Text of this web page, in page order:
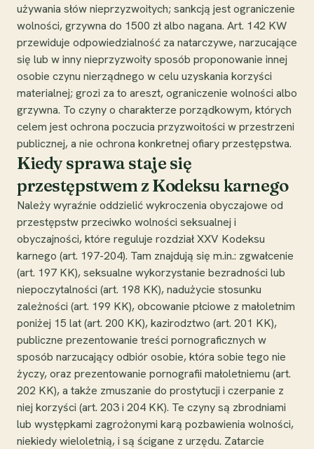
używania słów nieprzyzwoitych; sankcją jest ograniczenie
wolności, grzywna do 1500 zł albo nagana. Art. 142 KW
przewiduje odpowiedzialność za natarczywe, narzucające
się lub w inny nieprzyzwoity sposób proponowanie innej
osobie czynu nierządnego w celu uzyskania korzyści
materialnej; grozi za to areszt, ograniczenie wolności albo
grzywna. To czyny o charakterze porządkowym, których
celem jest ochrona poczucia przyzwoitości w przestrzeni
publicznej, a nie ochrona konkretnej ofiary przestępstwa.
Kiedy sprawa staje się
przestępstwem z Kodeksu karnego
Należy wyraźnie oddzielić wykroczenia obyczajowe od
przestępstw przeciwko wolności seksualnej i
obyczajności, które reguluje rozdział XXV Kodeksu
karnego (art. 197-204). Tam znajdują się m.in.: zgwałcenie
(art. 197 KK), seksualne wykorzystanie bezradności lub
niepoczytalności (art. 198 KK), nadużycie stosunku
zależności (art. 199 KK), obcowanie płciowe z małoletnim
poniżej 15 lat (art. 200 KK), kazirodztwo (art. 201 KK),
publiczne prezentowanie treści pornograficznych w
sposób narzucający odbiór osobie, która sobie tego nie
życzy, oraz prezentowanie pornografii małoletniemu (art.
202 KK), a także zmuszanie do prostytucji i czerpanie z
niej korzyści (art. 203 i 204 KK). Te czyny są zbrodniami
lub występkami zagrożonymi karą pozbawienia wolności,
niekiedy wieloletnią, i są ścigane z urzędu. Zatarcie